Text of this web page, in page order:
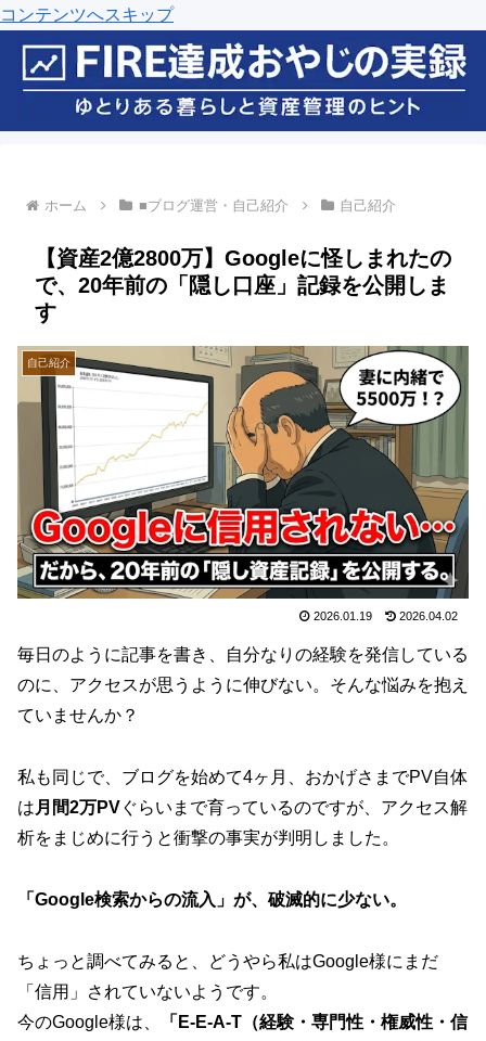
コンテンツへスキップ
ホーム ■ブログ運営・自己紹介 自己紹介
【資産2億2800万】Googleに怪しまれたの
で、20年前の「隠し口座」記録を公開しま
す
自己紹介
2026.01.19 2026.04.02
毎日のように記事を書き、自分なりの経験を発信している
のに、アクセスが思うように伸びない。そんな悩みを抱え
ていませんか？
私も同じで、ブログを始めて4ヶ月、おかげさまでPV自体
は 月間2万PVぐらいまで育っているのですが、アクセス解
析をまじめに行うと衝撃の事実が判明しました。
「Google検索からの流入」が、破滅的に少ない。
ちょっと調べてみると、どうやら私はGoogle様にまだ
「信用」されていないようです。
今のGoogle様は、
「E-E-A-T（経験・専門性・権威性・信